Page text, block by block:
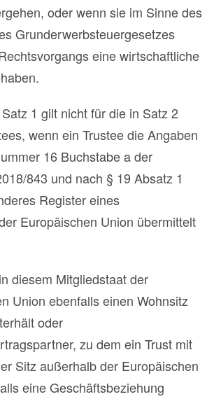
oder wenn sie im Sinne des
Grunderwerbsteuergesetzes
eine wirtschaftliche
1 gilt nicht für die in Satz 2
wenn ein Trustee die Angaben
16 Buchstabe a der
843 und nach § 19 Absatz 1
Register eines
Europäischen Union übermittelt
diesem Mitgliedstaat der
Union ebenfalls einen Wohnsitz
oder
zu dem ein Trust mit
Sitz außerhalb der Europäischen
eine Geschäftsbeziehung